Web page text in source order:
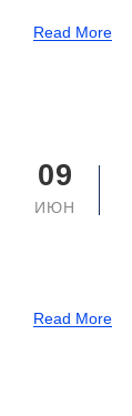
Read More
09
ИЮН
Read More